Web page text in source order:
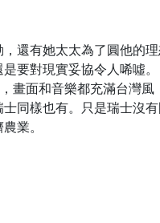
還有她太太為了圓他的
要對現實妥協令人唏噓。
畫面和音樂都充滿台灣風
同樣也有。只是瑞士沒
業。